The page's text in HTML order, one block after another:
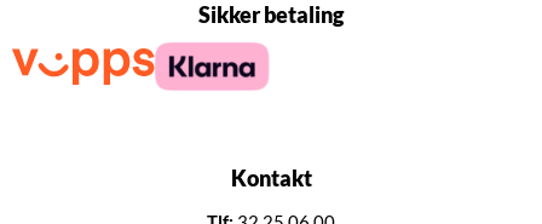
Sikker betaling
Kontakt